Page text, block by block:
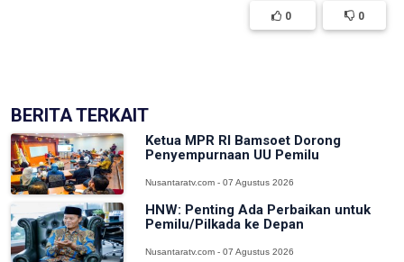
0 0
BERITA TERKAIT
Ketua MPR RI Bamsoet Dorong
Penyempurnaan UU Pemilu
Nusantaratv.com - 07 Agustus 2026
HNW: Penting Ada Perbaikan untuk
Pemilu/Pilkada ke Depan
Nusantaratv.com - 07 Agustus 2026